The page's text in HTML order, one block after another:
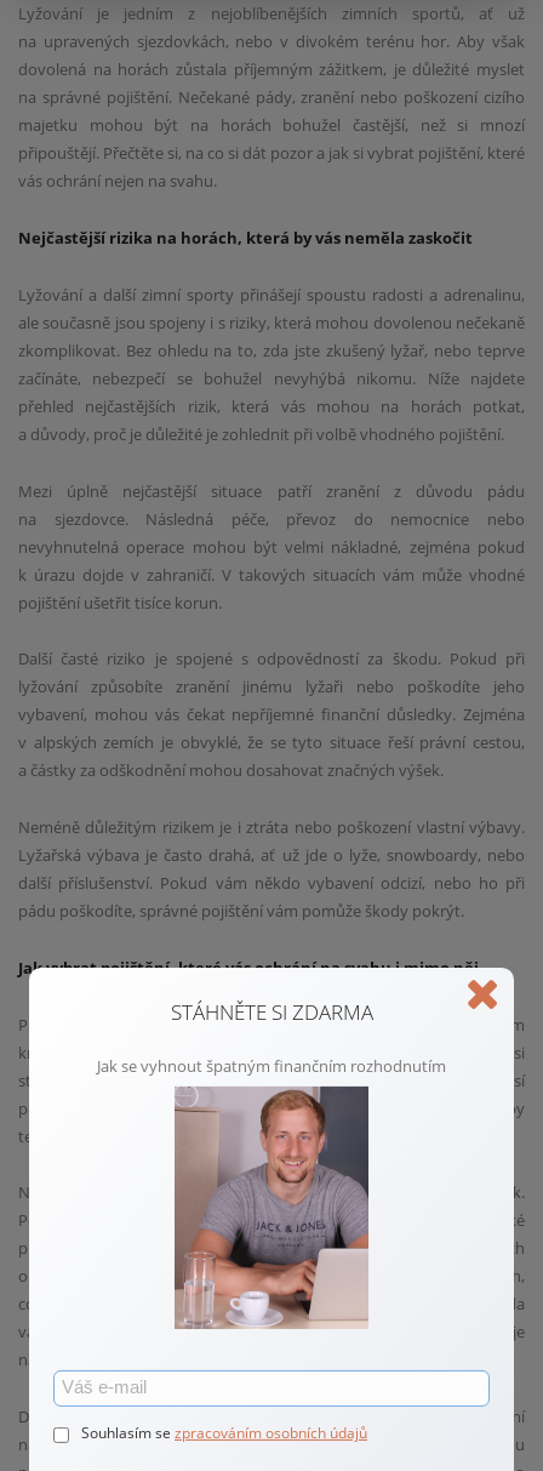
Lyžování je jedním z nejoblíbenějších zimních sportů, ať už
na upravených sjezdovkách, nebo v divokém terénu hor. Aby však
dovolená na horách zůstala příjemným zážitkem, je důležité myslet
na správné pojištění. Nečekané pády, zranění nebo poškození cizího
majetku mohou být na horách bohužel častější, než si mnozí
připouštějí. Přečtěte si, na co si dát pozor a jak si vybrat pojištění, které
vás ochrání nejen na svahu.
Nejčastější rizika na horách, která by vás neměla zaskočit
Lyžování a další zimní sporty přinášejí spoustu radosti a adrenalinu,
ale současně jsou spojeny i s riziky, která mohou dovolenou nečekaně
zkomplikovat. Bez ohledu na to, zda jste zkušený lyžař, nebo teprve
začínáte, nebezpečí se bohužel nevyhýbá nikomu. Níže najdete
přehled nejčastějších rizik, která vás mohou na horách potkat,
a důvody, proč je důležité je zohlednit při volbě vhodného pojištění.
Mezi úplně nejčastější situace patří zranění z důvodu pádu
na sjezdovce. Následná péče, převoz do nemocnice nebo
nevyhnutelná operace mohou být velmi nákladné, zejména pokud
k úrazu dojde v zahraničí. V takových situacích vám může vhodné
pojištění ušetřit tisíce korun.
Další časté riziko je spojené s odpovědností za škodu. Pokud při
lyžování způsobíte zranění jinému lyžaři nebo poškodíte jeho
vybavení, mohou vás čekat nepříjemné finanční důsledky. Zejména
v alpských zemích je obvyklé, že se tyto situace řeší právní cestou,
a částky za odškodnění mohou dosahovat značných výšek.
Neméně důležitým rizikem je i ztráta nebo poškození vlastní výbavy.
Lyžařská výbava je často drahá, ať už jde o lyže, snowboardy, nebo
další příslušenství. Pokud vám někdo vybavení odcizí, nebo ho při
pádu poškodíte, správné pojištění vám pomůže škody pokrýt.
Jak vybrat pojištění, které vás ochrání na svahu i mimo něj
Při plánování lyžařské dovolené je výběr správného pojištění klíčovým
krokem, který vám může ušetřit spoustu starostí i peněz. Mnoho lidí si
stále myslí, že jim stačí základní cestovní pojištění. To ale nemusí
pokrýt specifické situace spojené se zimními sporty. Jaké parametry by
tedy mělo ideální pojištění na hory splňovat?
Nejprve je důležité zaměřit se na rozsah krytí zdravotních rizik.
Pojištění by mělo pokrývat nejen náklady na lékařskou péči, ale také
převoz do nemocnice, případně transport zpět do vlasti. V horských
oblastech je poměrně časté i využití helikoptér při záchranných akcích,
což může být bez pojištění extrémně drahá záležitost. Ověřte si, zda
vaše pojištění zahrnuje tyto výdaje, protože ne každá pojistka je
na podobné situace nastavena.
Další klíčovou oblastí je pojištění odpovědnosti za škody. Lyžování
na přeplněných svazích přináší riziko kolizí, a pokud nešťastnou
STÁHNĚTE SI ZDARMA
Jak se vyhnout špatným finančním rozhodnutím
Souhlasím se zpracováním osobních údajů